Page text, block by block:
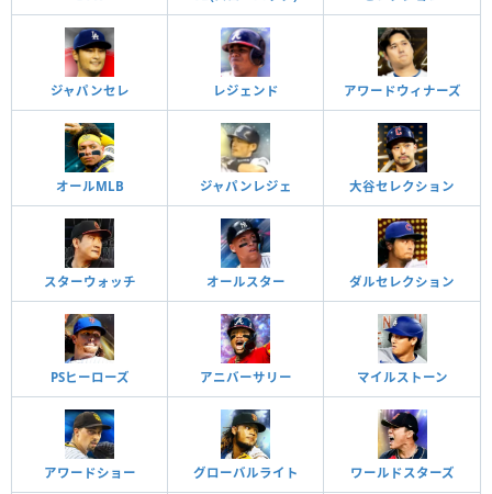
ジャパンセレ レジェンド アワードウィナーズ
オールMLB ジャパンレジェ 大谷セレクション
スターウォッチ オールスター ダルセレクション
PSヒーローズ アニバーサリー マイルストーン
アワードショー グローバルライト ワールドスターズ